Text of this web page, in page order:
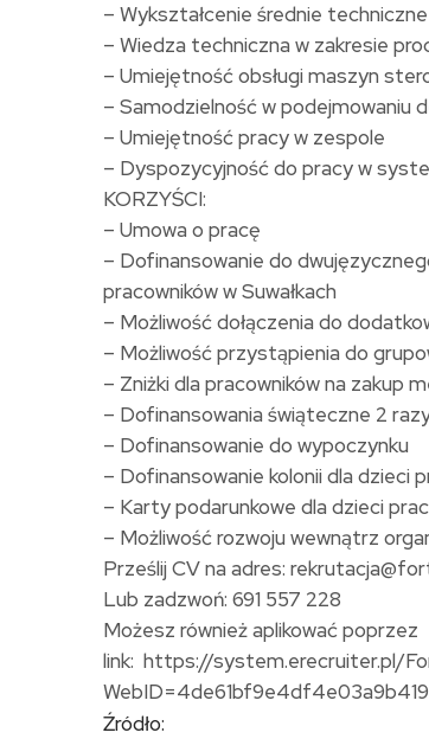
– Wykształcenie średnie techniczne
– Wiedza techniczna w zakresie
– Umiejętność obsługi maszyn
– Samodzielność w podejmowaniu
– Umiejętność pracy w zespole
– Dyspozycyjność do pracy w
KORZYŚCI:
– Umowa o pracę
– Dofinansowanie do
pracowników w Suwałkach
– Możliwość dołączenia do
– Możliwość przystąpienia do
– Zniżki dla pracowników na zakup
– Dofinansowania świąteczne 2
– Dofinansowanie do wypoczynku
– Dofinansowanie kolonii dla dzieci
– Karty podarunkowe dla dzieci
– Możliwość rozwoju wewnątrz
Prześlij CV na adres:
Lub zadzwoń: 691 557 228
Możesz również aplikować poprzez
link: https://system.erecruiter.pl/
Źródło: